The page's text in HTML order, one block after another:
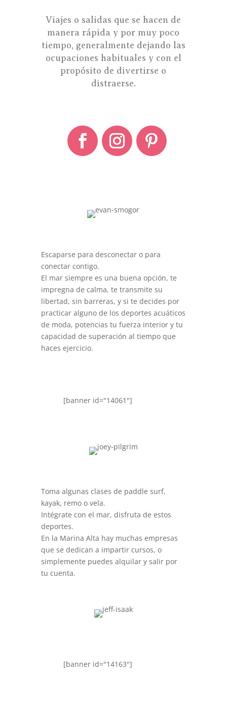
Viajes o salidas que se hacen de
manera rápida y por muy poco
tiempo, generalmente dejando las
ocupaciones habituales y con el
propósito de divertirse o
distraerse.
Escaparse para desconectar o para
conectar contigo.
El mar siempre es una buena opción, te
impregna de calma, te transmite su
libertad, sin barreras, y si te decides por
practicar alguno de los deportes acuáticos
de moda, potencias tu fuerza interior y tu
capacidad de superación al tiempo que
haces ejercicio.
[banner id="14061"]
Toma algunas clases de paddle surf,
kayak, remo o vela.
Intégrate con el mar, disfruta de estos
deportes.
En la Marina Alta hay muchas empresas
que se dedican a impartir cursos, o
simplemente puedes alquilar y salir por
tu cuenta.
[banner id="14163"]